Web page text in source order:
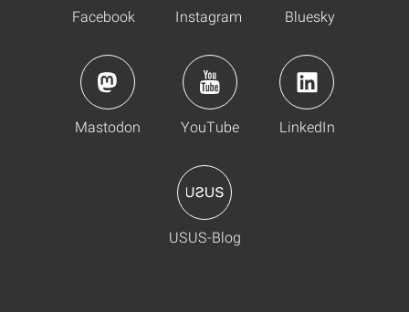
Facebook Instagram Bluesky
Mastodon YouTube LinkedIn
USUS-Blog